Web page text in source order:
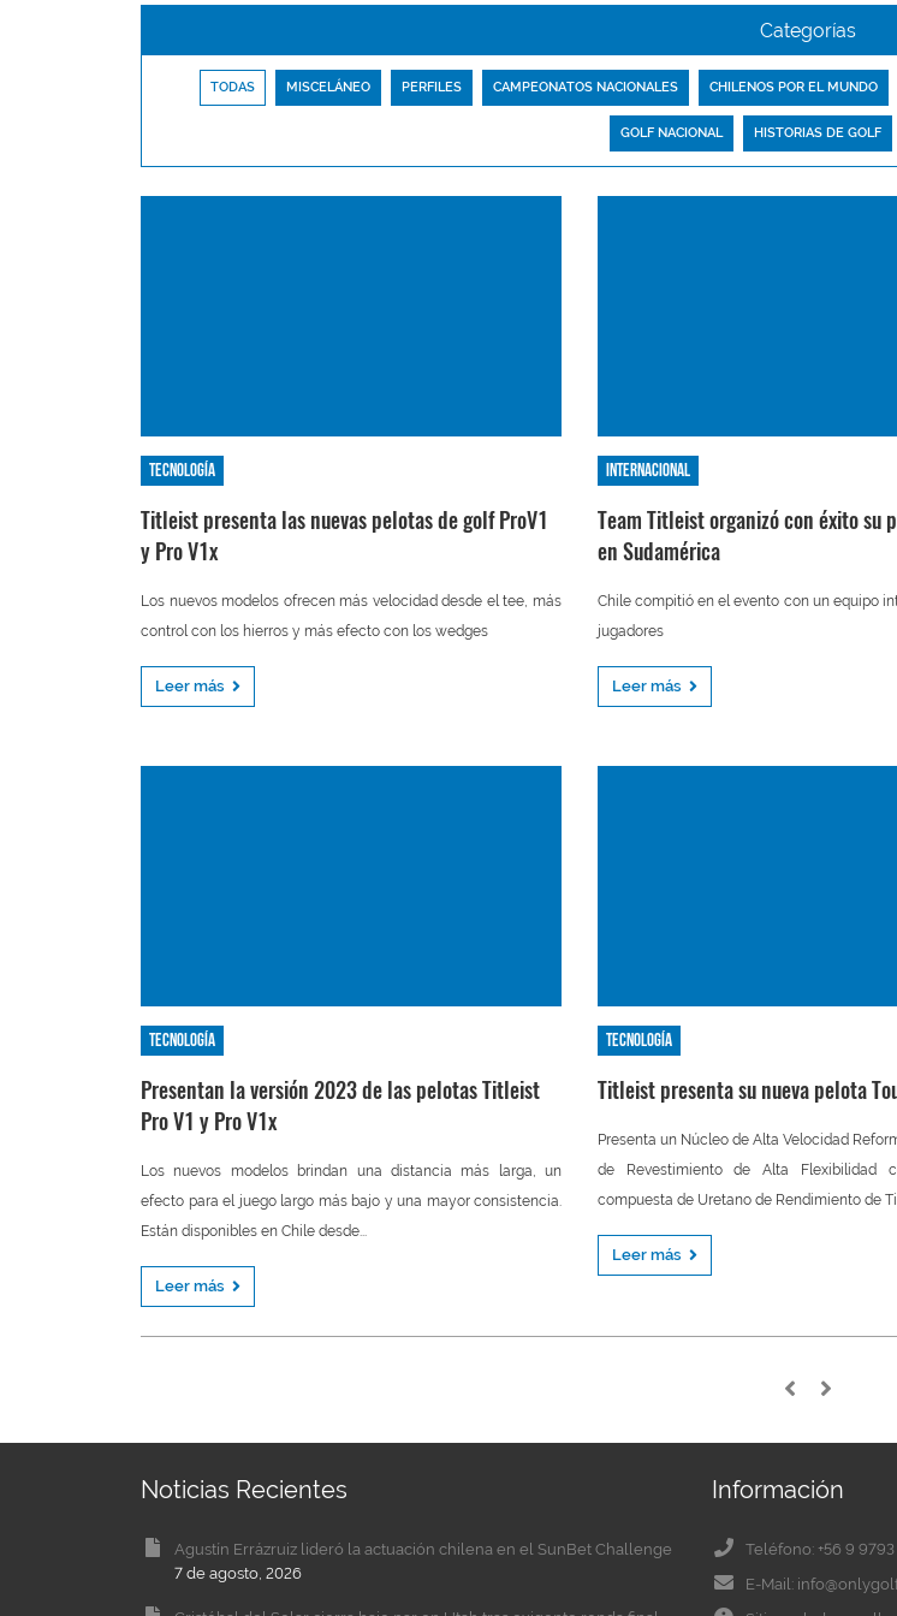
Categorías
TODAS MISCELÁNEO PERFILES CAMPEONATOS NACIONALES CHILENOS POR EL MUNDO
GOLF NACIONAL HISTORIAS DE GOLF
Tecnología
Titleist presenta las nuevas pelotas de golf ProV1
y Pro V1x
Los nuevos modelos ofrecen más velocidad desde el tee, más
control con los hierros y más efecto con los wedges
Leer más
Internacional
Team Titleist organizó con éxito su
en Sudamérica
Chile compitió en el evento con un equipo
jugadores
Leer más
Tecnología
Presentan la versión 2023 de las pelotas Titleist
Pro V1 y Pro V1x
Los nuevos modelos brindan una distancia más larga, un
efecto para el juego largo más bajo y una mayor consistencia.
Están disponibles en Chile desde...
Leer más
Tecnología
Titleist presenta su nueva pelota
Presenta un Núcleo de Alta Velocidad
de Revestimiento de Alta Flexibilidad
compuesta de Uretano de Rendimiento de
Leer más
Noticias Recientes
Agustín Errázruiz lideró la actuación chilena en el SunBet Challenge
7 de agosto, 2026
Información
Teléfono: +56 9 9793
E-Mail: